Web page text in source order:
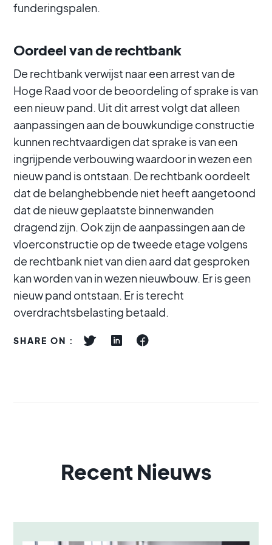
funderingspalen.
Oordeel van de rechtbank
De rechtbank verwijst naar een arrest van de
Hoge Raad voor de beoordeling of sprake is van
een nieuw pand. Uit dit arrest volgt dat alleen
aanpassingen aan de bouwkundige constructie
kunnen rechtvaardigen dat sprake is van een
ingrijpende verbouwing waardoor in wezen een
nieuw pand is ontstaan. De rechtbank oordeelt
dat de belanghebbende niet heeft aangetoond
dat de nieuw geplaatste binnenwanden
dragend zijn. Ook zijn de aanpassingen aan de
vloerconstructie op de tweede etage volgens
de rechtbank niet van dien aard dat gesproken
kan worden van in wezen nieuwbouw. Er is geen
nieuw pand ontstaan. Er is terecht
overdrachtsbelasting betaald.
SHARE ON :
Recent Nieuws